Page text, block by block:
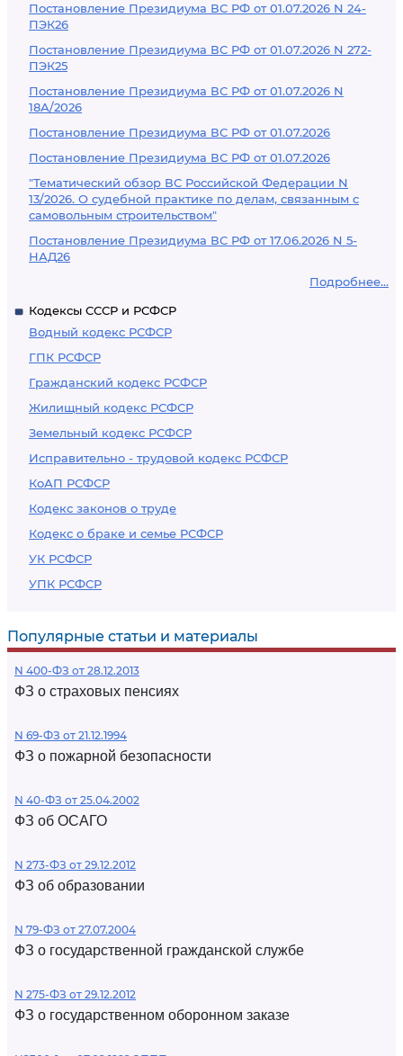
Постановление Президиума ВС РФ от 01.07.2026 N 24-
ПЭК26
Постановление Президиума ВС РФ от 01.07.2026 N 272-
ПЭК25
Постановление Президиума ВС РФ от 01.07.2026 N
18А/2026
Постановление Президиума ВС РФ от 01.07.2026
Постановление Президиума ВС РФ от 01.07.2026
"Тематический обзор ВС Российской Федерации N
13/2026. О судебной практике по делам, связанным с
самовольным строительством"
Постановление Президиума ВС РФ от 17.06.2026 N 5-
НАД26
Подробнее...
Кодексы СССР и РСФСР
Водный кодекс РСФСР
ГПК РСФСР
Гражданский кодекс РСФСР
Жилищный кодекс РСФСР
Земельный кодекс РСФСР
Исправительно - трудовой кодекс РСФСР
КоАП РСФСР
Кодекс законов о труде
Кодекс о браке и семье РСФСР
УК РСФСР
УПК РСФСР
Популярные статьи и материалы
N 400-ФЗ от 28.12.2013
ФЗ о страховых пенсиях
N 69-ФЗ от 21.12.1994
ФЗ о пожарной безопасности
N 40-ФЗ от 25.04.2002
ФЗ об ОСАГО
N 273-ФЗ от 29.12.2012
ФЗ об образовании
N 79-ФЗ от 27.07.2004
ФЗ о государственной гражданской службе
N 275-ФЗ от 29.12.2012
ФЗ о государственном оборонном заказе